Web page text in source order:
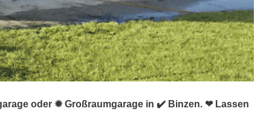
oder ✹ Großraumgarage in ✔️ Binzen. ❤ Lassen